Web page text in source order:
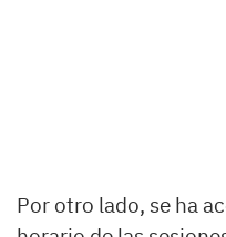
Por otro lado, se ha